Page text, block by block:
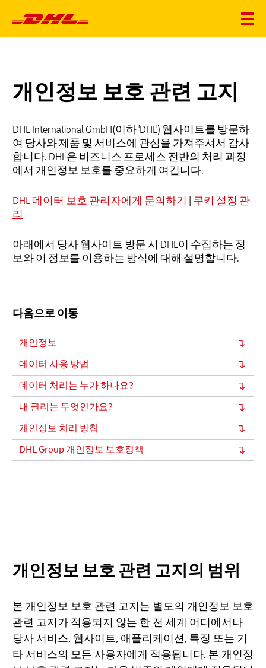
개인정보 보호 관련 고지
DHL International GmbH(이하 'DHL') 웹사이트를 방문하
여 당사와 제품 및 서비스에 관심을 가져주셔서 감사
합니다. DHL은 비즈니스 프로세스 전반의 처리 과정
에서 개인정보 보호를 중요하게 여깁니다.
DHL 데이터 보호 관리자에게 문의하기 | 쿠키 설정 관
리
아래에서 당사 웹사이트 방문 시 DHL이 수집하는 정
보와 이 정보를 이용하는 방식에 대해 설명합니다.
다음으로 이동
개인정보
데이터 사용 방법
데이터 처리는 누가 하나요?
내 권리는 무엇인가요?
개인정보 처리 방침
DHL Group 개인정보 보호정책
개인정보 보호 관련 고지의 범위
본 개인정보 보호 관련 고지는 별도의 개인정보 보호
관련 고지가 적용되지 않는 한 전 세계 어디에서나
당사 서비스, 웹사이트, 애플리케이션, 특징 또는 기
타 서비스의 모든 사용자에게 적용됩니다. 본 개인정